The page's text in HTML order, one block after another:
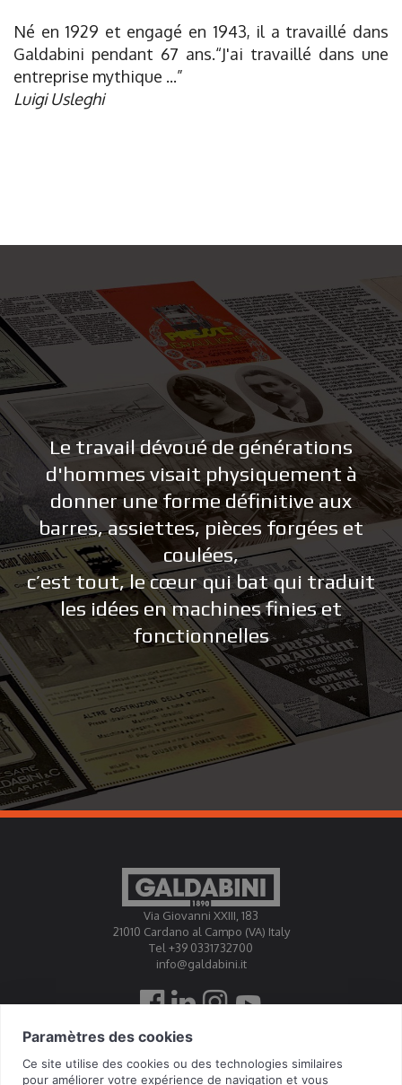
Né en 1929 et engagé en 1943, il a travaillé dans
Galdabini pendant 67 ans.“J'ai travaillé dans une
entreprise mythique ...”
Luigi Usleghi
Le travail dévoué de générations
d'hommes visait physiquement à
donner une forme définitive aux
barres, assiettes, pièces forgées et
coulées,
c’est tout, le cœur qui bat qui traduit
les idées en machines finies et
fonctionnelles
Via Giovanni XXIII, 183
21010 Cardano al Campo (VA) Italy
Tel +39 0331732700
info@galdabini.it
Galdabini est accrédité Official Calibration Centre EA, IAF,